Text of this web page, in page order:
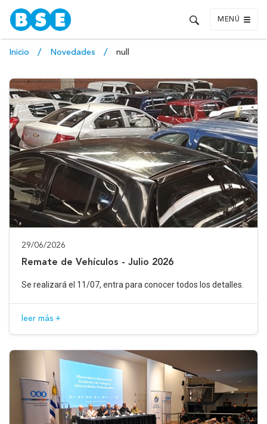
MENÚ
Inicio Novedades null
29/06/2026
Remate de Vehículos - Julio 2026
Se realizará el 11/07, entra para conocer todos los detalles.
leer más +